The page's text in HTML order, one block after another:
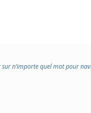
sur n’importe quel mot pour